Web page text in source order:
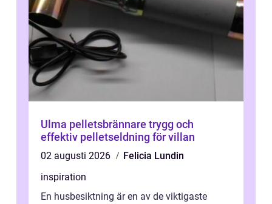
Ulma pelletsbrännare trygg och
effektiv pelletseldning för villan
02 augusti 2026
Felicia Lundin
inspiration
En husbesiktning är en av de viktigaste